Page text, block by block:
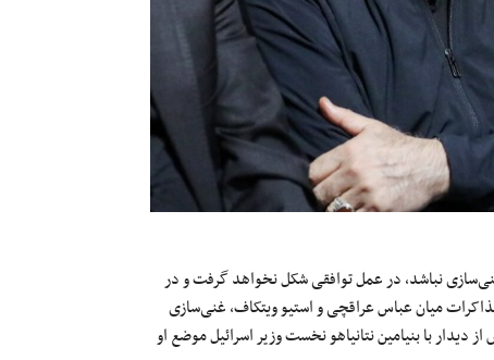
نباشد، در عمل توافقی شکل نخواهد گرفت و در
میان عباس عراقچی و استیو ویتکاف، غنی‌سازی
اما پس از دیدار با بنیامین نتانیاهو نخست وزیر اسرائیل موضع او